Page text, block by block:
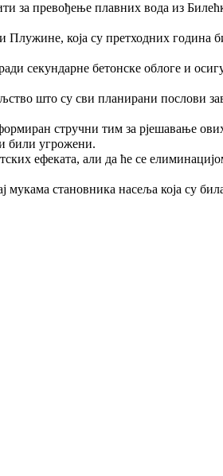
за превођење плавних вода из
Плужине, која су претходних година
секундарне бетонске облоге и
што су сви планирани послови
стручни тим за рјешавање
били угрожени.
ефеката, али да ће се
мукама становника насеља која су